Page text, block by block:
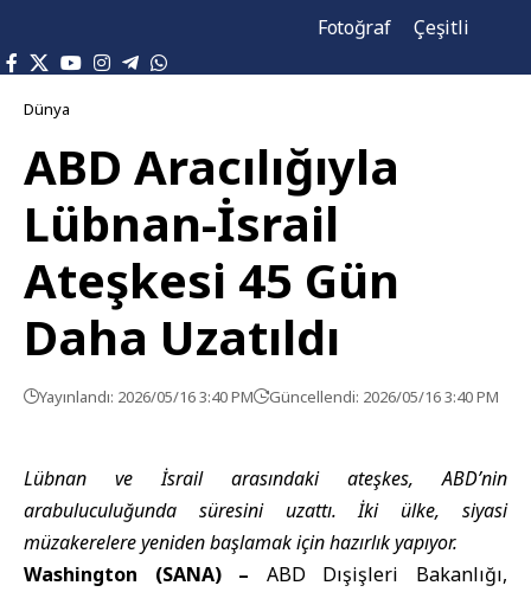
Fotoğraf
Çeşitli
Dünya
ABD Aracılığıyla
Lübnan-İsrail
Ateşkesi 45 Gün
Daha Uzatıldı
Yayınlandı: 2026/05/16 3:40 PM Güncellendi: 2026/05/16 3:40 PM
Lübnan ve İsrail arasındaki ateşkes, ABD’nin
arabuluculuğunda süresini uzattı. İki ülke, siyasi
müzakerelere yeniden başlamak için hazırlık yapıyor.
Washington (SANA) –
ABD Dışişleri Bakanlığı,